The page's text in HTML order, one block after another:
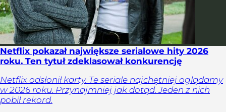
Netflix pokazał największe serialowe hity 2026
roku. Ten tytuł zdeklasował konkurencję
Netflix odsłonił karty. Te seriale najchętniej oglądamy
w 2026 roku. Przynajmniej jak dotąd. Jeden z nich
pobił rekord.